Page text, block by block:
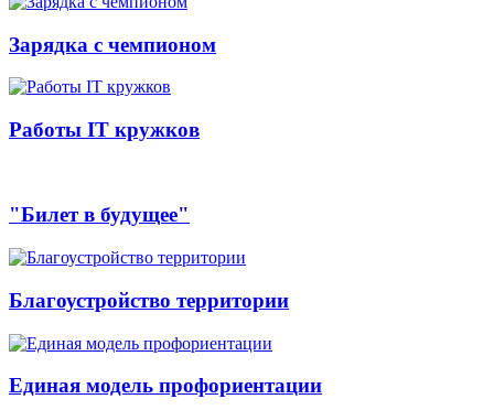
Зарядка с чемпионом
Работы IT кружков
"Билет в будущее"
Благоустройство территории
Единая модель профориентации